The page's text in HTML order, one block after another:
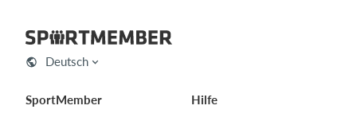
Deutsch
SportMember
Hilfe